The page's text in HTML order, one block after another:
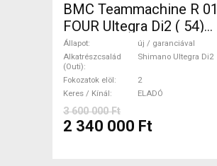
BMC Teammachine R 01
FOUR Ultegra Di2 ( 54)
Országúti Shimano
Di2 tárcsafék új /
ELADÓ
Állapot
új / garanciával
Alkatrészcsalád
(Outi)
Shimano Ultegra Di2
Fokozatok elöl
2
Keres / Kínál
ELADÓ
3 600 000 Ft
2 340 000 Ft